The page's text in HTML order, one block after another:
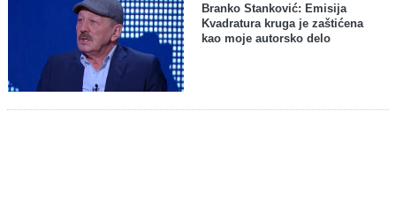
Branko Stanković: Emisija
Kvadratura kruga je zaštićena
kao moje autorsko delo